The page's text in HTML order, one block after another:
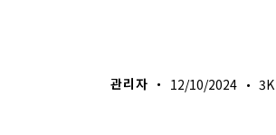
관리자 12/10/2024 3K